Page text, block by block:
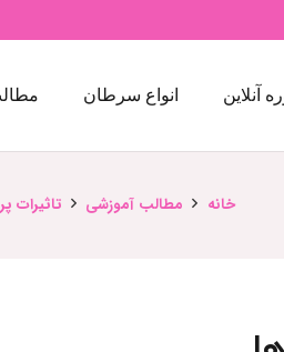
آنلاین انواع سرطان
خانه مطالب آموزشی تاثیرات